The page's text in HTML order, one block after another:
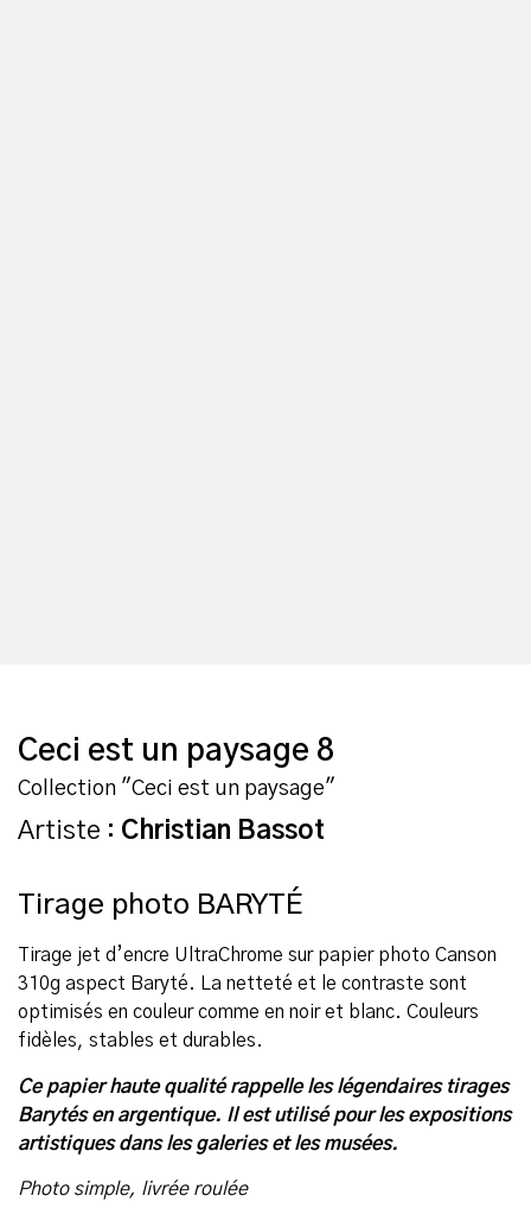
Ceci est un paysage 8
Collection "Ceci est un paysage"
Artiste : Christian Bassot
Tirage photo BARYTÉ
Tirage jet d’encre UltraChrome sur papier photo Canson
310g aspect Baryté. La netteté et le contraste sont
optimisés en couleur comme en noir et blanc. Couleurs
fidèles, stables et durables.
Ce papier haute qualité rappelle les légendaires tirages
Barytés en argentique. Il est utilisé pour les expositions
artistiques dans les galeries et les musées.
Photo simple, livrée roulée